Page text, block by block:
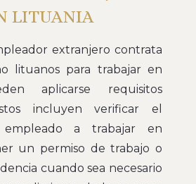
LITUANIA
extranjero contrata
lituanos para trabajar en
aplicarse requisitos
incluyen verificar el
a trabajar en
un permiso de trabajo o
cuando sea necesario